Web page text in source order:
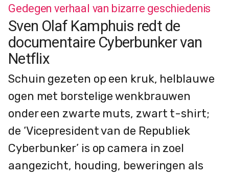
Gedegen verhaal van bizarre geschiedenis
Sven Olaf Kamphuis redt de
documentaire Cyberbunker van
Netflix
Schuin gezeten op een kruk, helblauwe
ogen met borstelige wenkbrauwen
onder een zwarte muts, zwart t-shirt;
de ‘Vicepresident van de Republiek
Cyberbunker’ is op camera in zoel
aangezicht, houding, beweringen als